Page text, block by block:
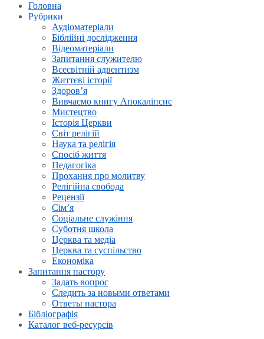
Головна
Рубрики
Аудіоматеріали
Біблійні дослідження
Відеоматеріали
Запитання служителю
Всесвітній адвентизм
Життєві історії
Здоров’я
Вивчаємо книгу Апокаліпсис
Мистецтво
Історія Церкви
Світ релігій
Наука та релігія
Спосіб життя
Педагогіка
Прохання про молитву
Релігійна свобода
Рецензії
Сім’я
Соціальне служіння
Суботня школа
Церква та медіа
Церква та суспільство
Економіка
Запитання пастору
Задать вопрос
Следить за новыми ответами
Ответы пастора
Бібліографія
Каталог веб-ресурсів